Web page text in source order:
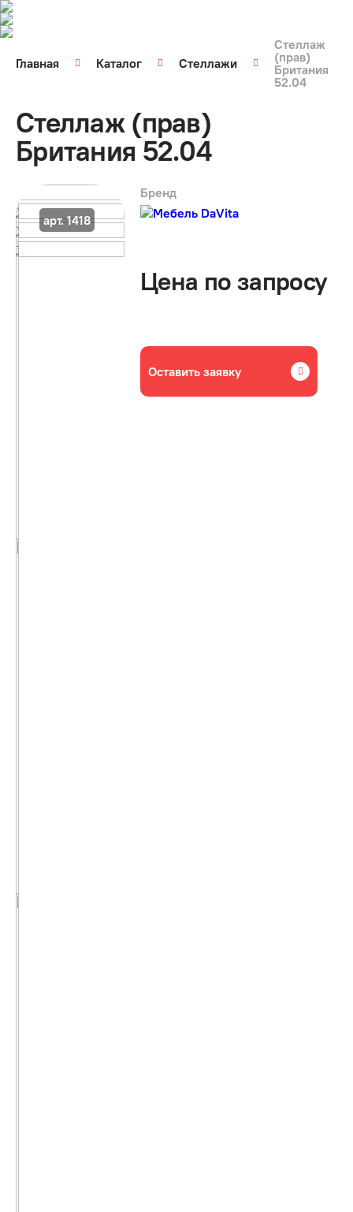
Главная Каталог Стеллажи
Стеллаж
(прав)
Британия
52.04
Стеллаж (прав)
Британия 52.04
арт. 1418
Бренд
Цена по запросу
Оставить заявку